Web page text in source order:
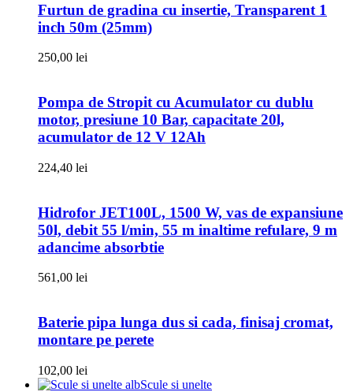
Furtun de gradina cu insertie, Transparent 1
inch 50m (25mm)
250,00 lei
Pompa de Stropit cu Acumulator cu dublu
motor, presiune 10 Bar, capacitate 20l,
acumulator de 12 V 12Ah
224,40 lei
Hidrofor JET100L, 1500 W, vas de expansiune
50l, debit 55 l/min, 55 m inaltime refulare, 9 m
adancime absorbtie
561,00 lei
Baterie pipa lunga dus si cada, finisaj cromat,
montare pe perete
102,00 lei
Scule si unelte